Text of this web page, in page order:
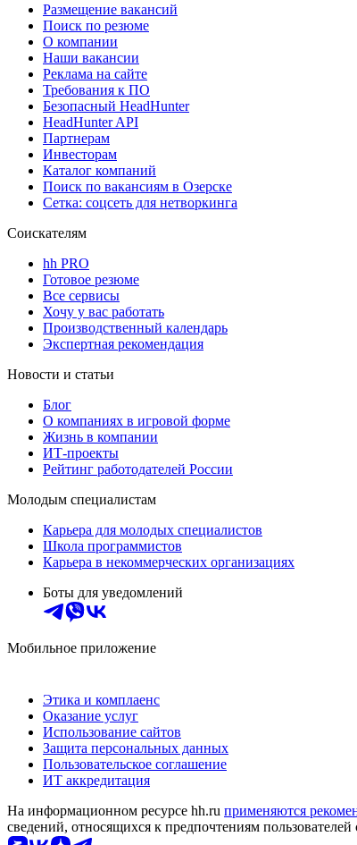
Размещение вакансий
Поиск по резюме
О компании
Наши вакансии
Реклама на сайте
Требования к ПО
Безопасный HeadHunter
HeadHunter API
Партнерам
Инвесторам
Каталог компаний
Поиск по вакансиям в Озерске
Сетка: соцсеть для нетворкинга
Соискателям
hh PRO
Готовое резюме
Все сервисы
Хочу у вас работать
Производственный календарь
Экспертная рекомендация
Новости и статьи
Блог
О компаниях в игровой форме
Жизнь в компании
ИТ-проекты
Рейтинг работодателей России
Молодым специалистам
Карьера для молодых специалистов
Школа программистов
Карьера в некоммерческих организациях
Боты для уведомлений
Мобильное приложение
Этика и комплаенс
Оказание услуг
Использование сайтов
Защита персональных данных
Пользовательское соглашение
ИТ аккредитация
На информационном ресурсе hh.ru применяются
сведений, относящихся к предпочтениям